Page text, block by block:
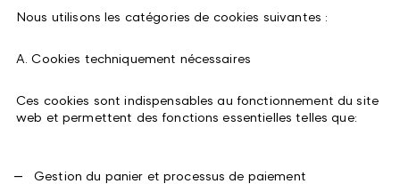
Nous utilisons les catégories de cookies suivantes :
A. Cookies techniquement nécessaires
Ces cookies sont indispensables au fonctionnement du site
web et permettent des fonctions essentielles telles que:
Gestion du panier et processus de paiement